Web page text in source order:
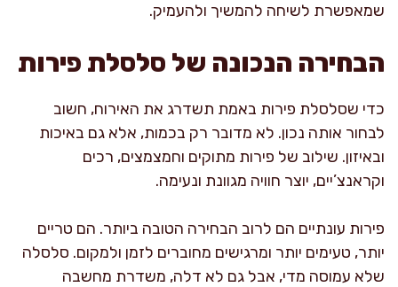
שמאפשרת לשיחה להמשיך ולהעמיק.
הבחירה הנכונה של סלסלת פירות
כדי שסלסלת פירות באמת תשדרג את האירוח, חשוב
לבחור אותה נכון. לא מדובר רק בכמות, אלא גם באיכות
ובאיזון. שילוב של פירות מתוקים וחמצמצים, רכים
וקראנצ’יים, יוצר חוויה מגוונת ונעימה.
פירות עונתיים הם לרוב הבחירה הטובה ביותר. הם טריים
יותר, טעימים יותר ומרגישים מחוברים לזמן ולמקום. סלסלה
שלא עמוסה מדי, אבל גם לא דלה, משדרת מחשבה